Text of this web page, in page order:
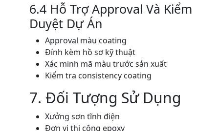
6.4 Hỗ Trợ Approval Và Kiểm
Duyệt Dự Án
Approval màu coating
Đính kèm hồ sơ kỹ thuật
Xác minh mã màu trước sản xuất
Kiểm tra consistency coating
7. Đối Tượng Sử Dụng
Xưởng sơn tĩnh điện
Đơn vị thi công epoxy